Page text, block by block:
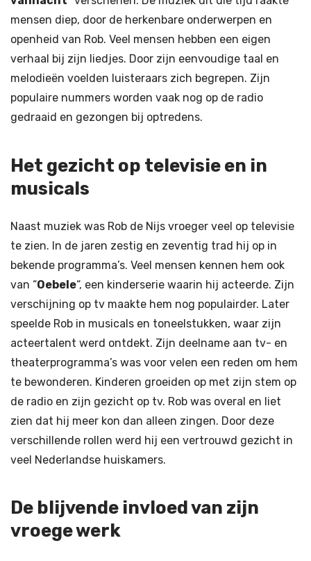
mensen diep, door de herkenbare onderwerpen en
openheid van Rob. Veel mensen hebben een eigen
verhaal bij zijn liedjes. Door zijn eenvoudige taal en
melodieën voelden luisteraars zich begrepen. Zijn
populaire nummers worden vaak nog op de radio
gedraaid en gezongen bij optredens.
Het gezicht op televisie en in
musicals
Naast muziek was Rob de Nijs vroeger veel op televisie
te zien. In de jaren zestig en zeventig trad hij op in
bekende programma’s. Veel mensen kennen hem ook
van “Oebele“, een kinderserie waarin hij acteerde. Zijn
verschijning op tv maakte hem nog populairder. Later
speelde Rob in musicals en toneelstukken, waar zijn
acteertalent werd ontdekt. Zijn deelname aan tv- en
theaterprogramma’s was voor velen een reden om hem
te bewonderen. Kinderen groeiden op met zijn stem op
de radio en zijn gezicht op tv. Rob was overal en liet
zien dat hij meer kon dan alleen zingen. Door deze
verschillende rollen werd hij een vertrouwd gezicht in
veel Nederlandse huiskamers.
De blijvende invloed van zijn
vroege werk